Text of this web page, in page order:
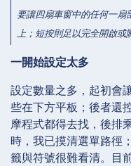
要讓四扇車窗中的任何一扇
上；短按則足以完全開啟或
一開始設定太多
設定數量之多，起初會
些在下方平板；後者還
摩程式都得去找，後排
時，我已摸清選單路徑
籤與符號很難看清。目